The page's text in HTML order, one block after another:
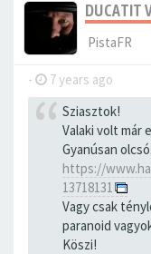
DUCATIT
PistaFR
- 7 years ago
Sziasztok!
Valaki volt már
Gyanúsan
https://
13718131
Vagy csak
paranoid
Köszi!